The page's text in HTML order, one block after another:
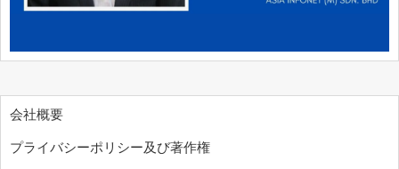
会社概要
プライバシーポリシー及び著作権